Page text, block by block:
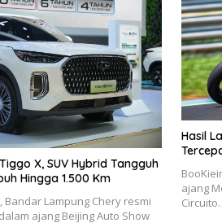
X, SUV Hybrid Tangguh
Hingga 1.500 Km
Lampung Chery resmi
ajang Beijing Auto Show
Hasil
ajang